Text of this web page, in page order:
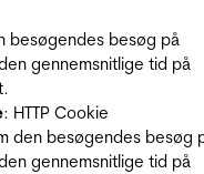
besøgendes besøg på
gennemsnitlige tid på
: HTTP Cookie
den besøgendes besøg
gennemsnitlige tid på